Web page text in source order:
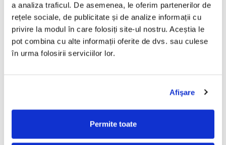
a analiza traficul. De asemenea, le oferim partenerilor de
rețele sociale, de publicitate și de analize informații cu
privire la modul în care folosiți site-ul nostru. Aceștia le
pot combina cu alte informații oferite de dvs. sau culese
în urma folosirii serviciilor lor.
Afişare
Permite toate
Review-uri(0)
PRODUSE ALTERNATIVE
Unknown Artist - Povești ,